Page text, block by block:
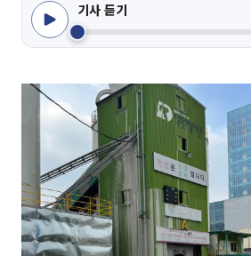
기사 듣기